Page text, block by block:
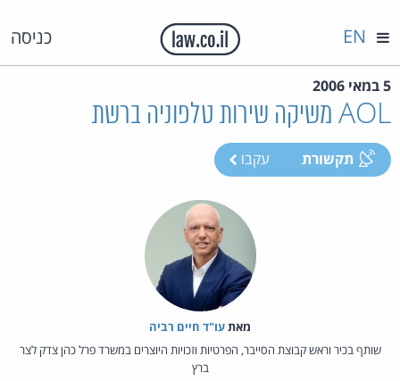
כניסה EN
5 במאי 2006
AOL משיקה שירות טלפוניה ברשת
תקשורת עקבו
מאת‏עו"ד חיים רביה
שותף בכיר וראש קבוצת הסייבר, הפרטיות וזכויות היוצרים במשרד פרל כהן צדק לצר
ברץ